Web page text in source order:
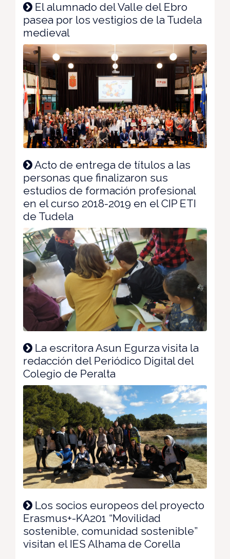
El alumnado del Valle del Ebro
pasea por los vestigios de la Tudela
medieval
Acto de entrega de títulos a las
personas que finalizaron sus
estudios de formación profesional
en el curso 2018-2019 en el CIP ETI
de Tudela
La escritora Asun Egurza visita la
redacción del Periódico Digital del
Colegio de Peralta
Los socios europeos del proyecto
Erasmus+-KA201 “Movilidad
sostenible, comunidad sostenible”
visitan el IES Alhama de Corella